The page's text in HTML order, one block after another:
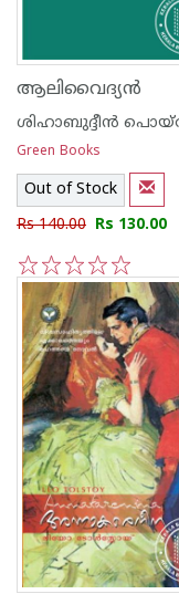
ആലിവൈദ്യ‌ന്‍
Green Books
Out of Stock
Rs 140.00 Rs 130.00
5
4
3
2
1